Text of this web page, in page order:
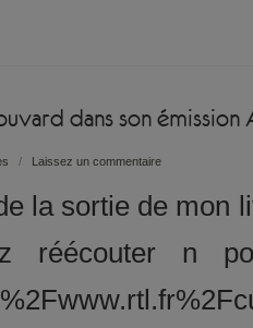
dans son émission
/ Laissez un commentaire
la sortie de mon
réécouter n